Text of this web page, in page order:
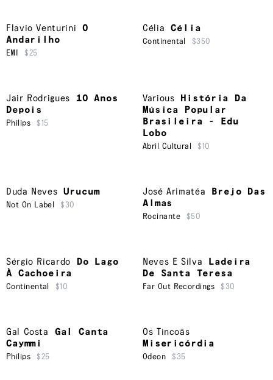
Flavio Venturini
O
Andarilho
EMI $25
Célia Célia
Continental $350
Jair Rodrigues
10 Anos
Depois
Philips $15
Various
História Da
Música Popular
Brasileira - Edu
Lobo
Abril Cultural $10
Duda Neves Urucum
Not On Label $30
José Arimatéa
Brejo Das
Almas
Rocinante $50
Sérgio Ricardo
Do Lago
À Cachoeira
Continental $10
Neves E Silva
Ladeira
De Santa Teresa
Far Out Recordings $30
Gal Costa
Gal Canta
Caymmi
Philips $25
Os Tincoãs
Misericórdia
Odeon $35